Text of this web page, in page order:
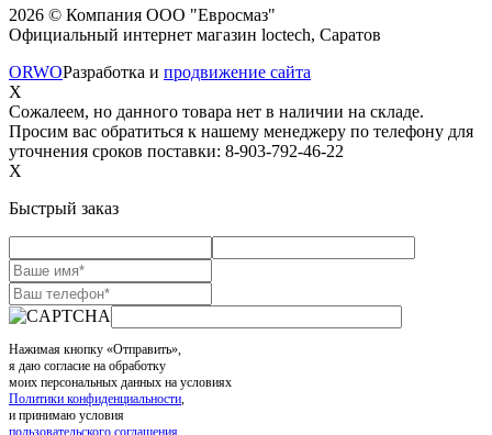
2026 © Компания ООО "Евросмаз"
Официальный интернет магазин loctech, Саратов
ORWOРазработка и продвижение сайта
X
Сожалеем, но данного товара нет в наличии на складе.
Просим вас обратиться к нашему менеджеру по телефону для
уточнения сроков поставки: 8-903-792-46-22
X
Быстрый заказ
Нажимая кнопку «Отправить»,
я даю согласие на обработку
моих персональных данных на условиях
Политики конфиденциальности,
и принимаю условия
пользовательского соглашения